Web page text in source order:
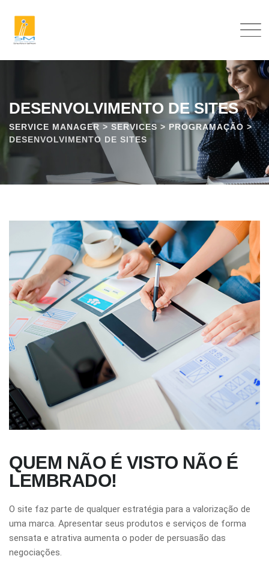
DESENVOLVIMENTO DE SITES
SERVICE MANAGER > SERVICES > PROGRAMAÇÃO >
DESENVOLVIMENTO DE SITES
QUEM NÃO É VISTO NÃO É
LEMBRADO!
O site faz parte de qualquer estratégia para a valorização de
uma marca. Apresentar seus produtos e serviços de forma
sensata e atrativa aumenta o poder de persuasão das
negociações.